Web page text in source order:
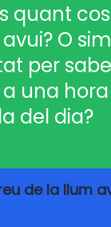
quant
O
per
una hora
del dia?
de la llum